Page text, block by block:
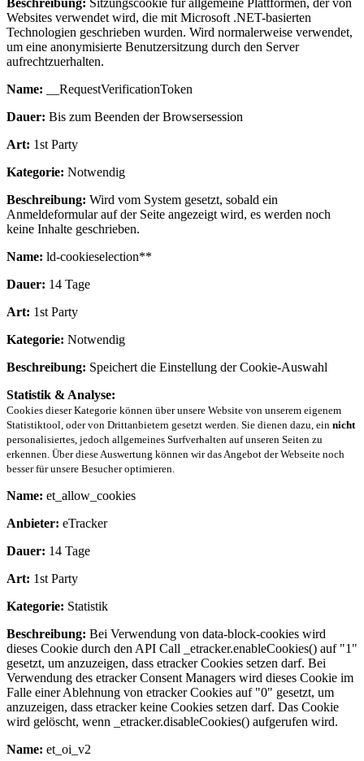
Beschreibung: Sitzungscookie für allgemeine Plattformen, der von
Websites verwendet wird, die mit Microsoft .NET-basierten
Technologien geschrieben wurden. Wird normalerweise verwendet,
um eine anonymisierte Benutzersitzung durch den Server
aufrechtzuerhalten.
Name: __RequestVerificationToken
Dauer: Bis zum Beenden der Browsersession
Art: 1st Party
Kategorie: Notwendig
Beschreibung: Wird vom System gesetzt, sobald ein
Anmeldeformular auf der Seite angezeigt wird, es werden noch
keine Inhalte geschrieben.
Name: ld-cookieselection**
Dauer: 14 Tage
Art: 1st Party
Kategorie: Notwendig
Beschreibung: Speichert die Einstellung der Cookie-Auswahl
Statistik & Analyse:
Cookies dieser Kategorie können über unsere Website von unserem eigenem
Statistiktool, oder von Drittanbietern gesetzt werden. Sie dienen dazu, ein nicht
personalisiertes, jedoch allgemeines Surfverhalten auf unseren Seiten zu
erkennen. Über diese Auswertung können wir das Angebot der Webseite noch
besser für unsere Besucher optimieren.
Name: et_allow_cookies
Anbieter: eTracker
Dauer: 14 Tage
Art: 1st Party
Kategorie: Statistik
Beschreibung: Bei Verwendung von data-block-cookies wird
dieses Cookie durch den API Call _etracker.enableCookies() auf "1"
gesetzt, um anzuzeigen, dass etracker Cookies setzen darf. Bei
Verwendung des etracker Consent Managers wird dieses Cookie im
Falle einer Ablehnung von etracker Cookies auf "0" gesetzt, um
anzuzeigen, dass etracker keine Cookies setzen darf. Das Cookie
wird gelöscht, wenn _etracker.disableCookies() aufgerufen wird.
Name: et_oi_v2